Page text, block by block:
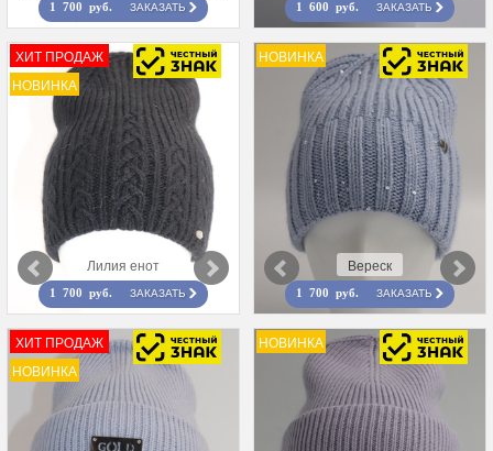
1 700 руб. ЗАКАЗАТЬ 1 600 руб. ЗАКАЗАТЬ
ХИТ ПРОДАЖ
НОВИНКА
Лилия енот
1 700 руб. ЗАКАЗАТЬ
НОВИНКА
Вереск
1 700 руб. ЗАКАЗАТЬ
ХИТ ПРОДАЖ
НОВИНКА
НОВИНКА